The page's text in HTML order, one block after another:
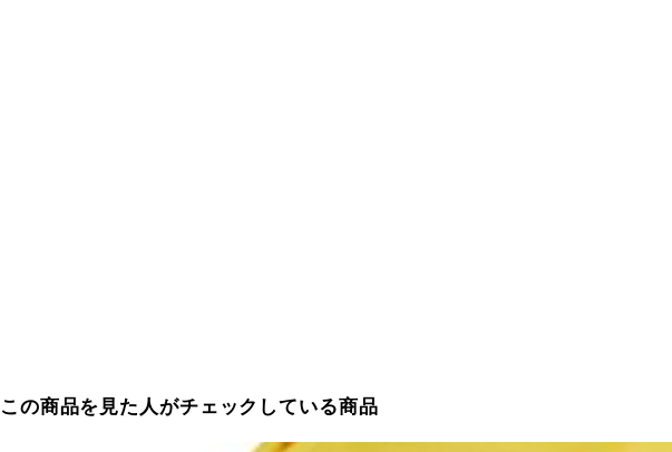
この商品を見た人がチェックしている商品